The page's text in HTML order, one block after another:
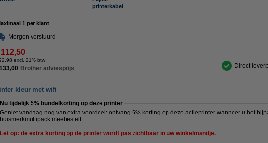
printerkabel
1 per klant
Morgen verstuurd
excl. 21% btw
Brother adviesprijs Direct
kleur met wifi
Nu tijdelijk 5% bundelkorting op deze printer
Geniet vandaag nog van extra voordeel: ontvang 5% korting op deze actieprinter wanneer u het
huismerkmultipack meebestelt.
Let op: de extra korting op de printer wordt pas zichtbaar in uw winkelmandje.